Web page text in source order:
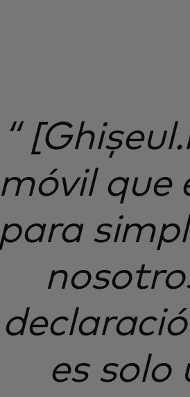
“
móvil que
para
es solo